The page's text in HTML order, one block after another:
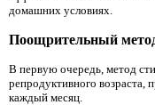
домашних условиях.
Поощрительный
В первую очередь, метод
репродуктивного возраста,
каждый месяц.